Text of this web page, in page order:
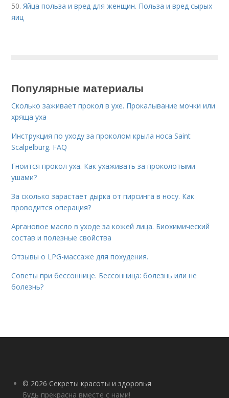
50.Яйца польза и вред для женщин. Польза и вред сырых
яиц
Популярные материалы
Сколько заживает прокол в ухе. Прокалывание мочки или
хряща уха
Инструкция по уходу за проколом крыла носа Saint
Scalpelburg. FAQ
Гноится прокол уха. Как ухаживать за проколотыми
ушами?
За сколько зарастает дырка от пирсинга в носу. Как
проводится операция?
Аргановое масло в уходе за кожей лица. Биохимический
состав и полезные свойства
Отзывы о LPG-массаже для похудения.
Советы при бессоннице. Бессонница: болезнь или не
болезнь?
© 2026 Секреты красоты и здоровья
Будь прекрасна вместе с нами!